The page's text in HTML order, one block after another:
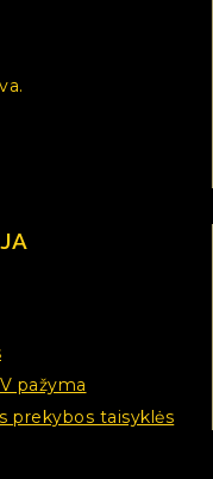
pažyma
prekybos taisyklės